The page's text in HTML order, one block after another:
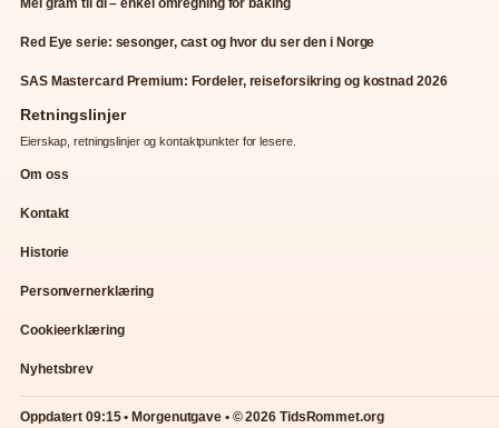
Mel gram til dl – enkel omregning for baking
Red Eye serie: sesonger, cast og hvor du ser den i Norge
SAS Mastercard Premium: Fordeler, reiseforsikring og kostnad 2026
Retningslinjer
Eierskap, retningslinjer og kontaktpunkter for lesere.
Om oss
Kontakt
Historie
Personvernerklæring
Cookieerklæring
Nyhetsbrev
Oppdatert 09:15 • Morgenutgave • © 2026 TidsRommet.org